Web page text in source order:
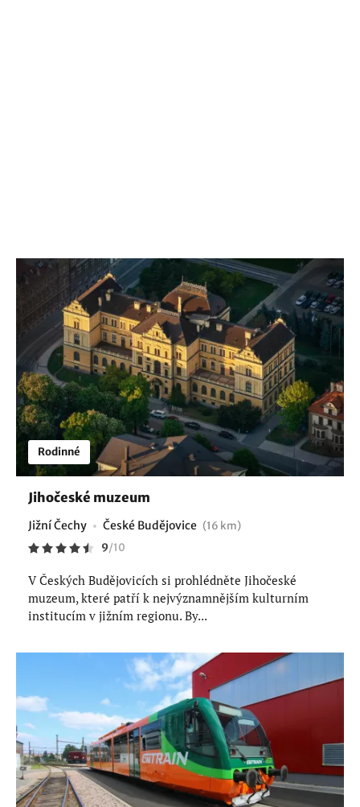
Rodinné
Jihočeské muzeum
Jižní Čechy České Budějovice (16 km)
9/10
V Českých Budějovicích si prohlédněte Jihočeské
muzeum, které patří k nejvýznamnějším kulturním
institucím v jižním regionu. By...